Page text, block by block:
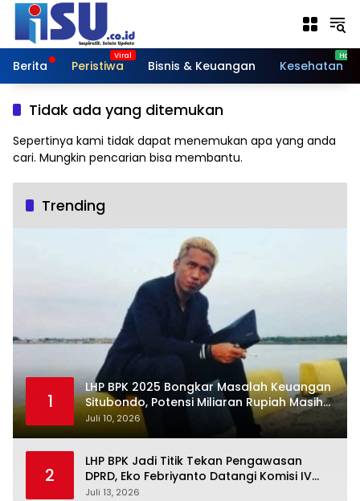
Langsung
konten
Berita
Peristiwa Bisnis & Keuangan Kesehatan
Tidak ada yang ditemukan
Sepertinya kami tidak dapat menemukan apa yang anda
cari. Mungkin pencarian bisa membantu.
Trending
1
LHP BPK 2025 Bongkar Masalah Keuangan
Situbondo, Potensi Miliaran Rupiah Masih
Belum Terkelola
Juli 10, 2026
2
LHP BPK Jadi Titik Tekan Pengawasan
DPRD, Eko Febriyanto Datangi Komisi IV
dan Ajak Dewan Kembali Berpijak pada
Juli 13, 2026